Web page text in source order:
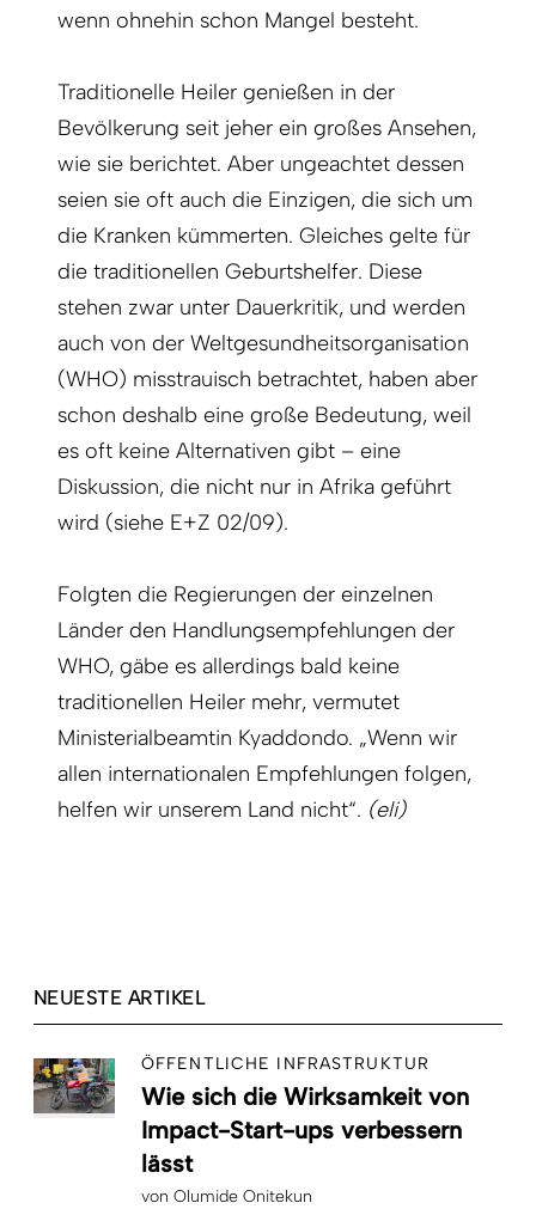
wenn ohnehin schon Mangel besteht.
Traditionelle Heiler genießen in der
Bevölkerung seit jeher ein großes Ansehen,
wie sie berichtet. Aber ungeachtet dessen
seien sie oft auch die Einzigen, die sich um
die Kranken kümmerten. Gleiches gelte für
die traditionellen Geburtshelfer. Diese
stehen zwar unter Dauerkritik, und werden
auch von der Weltgesundheitsorganisation
(WHO) misstrauisch betrachtet, haben aber
schon deshalb eine große Bedeutung, weil
es oft keine Alternativen gibt – eine
Diskussion, die nicht nur in Afrika geführt
wird (siehe E+Z 02/09).
Folgten die Regierungen der einzelnen
Länder den Handlungsempfehlungen der
WHO, gäbe es allerdings bald keine
traditionellen Heiler mehr, vermutet
Ministerialbeamtin Kyaddondo. „Wenn wir
allen internationalen Empfehlungen folgen,
helfen wir unserem Land nicht“. (eli)
NEUESTE ARTIKEL
ÖFFENTLICHE INFRASTRUKTUR
Wie sich die Wirksamkeit von
Impact-Start-ups verbessern
lässt
von Olumide Onitekun